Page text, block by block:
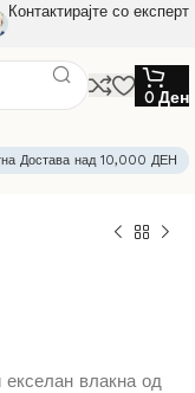
Контактирајте со експерт
0 Ден
Достава над 10,000 ДЕН
екселан влакна од